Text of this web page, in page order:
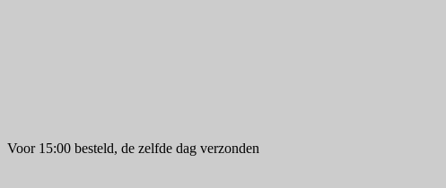
Voor 15:00 besteld, de zelfde dag verzonden